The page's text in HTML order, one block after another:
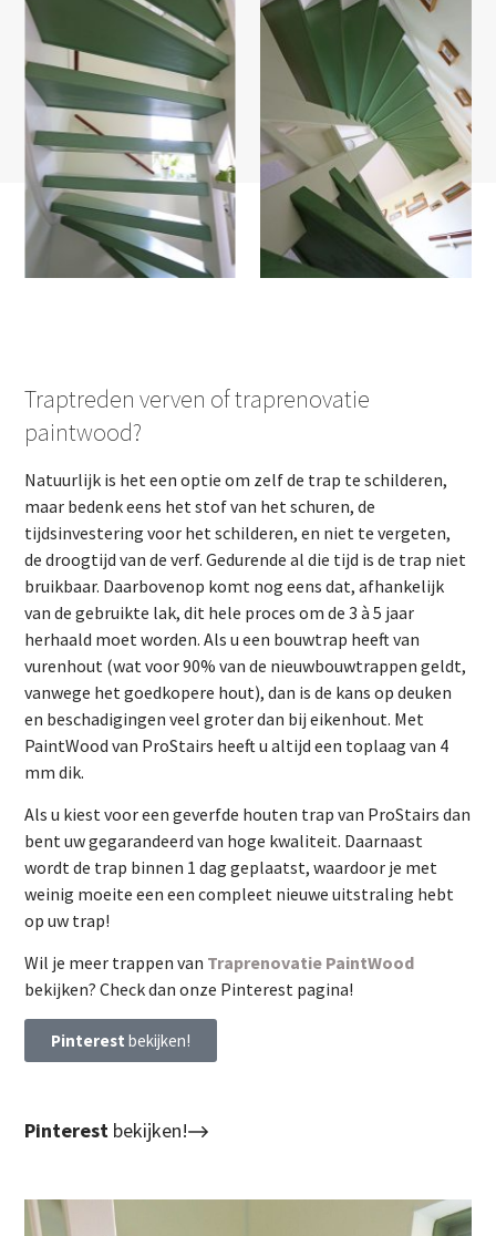
Traptreden verven of traprenovatie
paintwood?
Natuurlijk is het een optie om zelf de trap te schilderen,
maar bedenk eens het stof van het schuren, de
tijdsinvestering voor het schilderen, en niet te vergeten,
de droogtijd van de verf. Gedurende al die tijd is de trap niet
bruikbaar. Daarbovenop komt nog eens dat, afhankelijk
van de gebruikte lak, dit hele proces om de 3 à 5 jaar
herhaald moet worden. Als u een bouwtrap heeft van
vurenhout (wat voor 90% van de nieuwbouwtrappen geldt,
vanwege het goedkopere hout), dan is de kans op deuken
en beschadigingen veel groter dan bij eikenhout. Met
PaintWood van ProStairs heeft u altijd een toplaag van 4
mm dik.
Als u kiest voor een geverfde houten trap van ProStairs dan
bent uw gegarandeerd van hoge kwaliteit. Daarnaast
wordt de trap binnen 1 dag geplaatst, waardoor je met
weinig moeite een een compleet nieuwe uitstraling hebt
op uw trap!
Wil je meer trappen van Traprenovatie PaintWood
bekijken? Check dan onze Pinterest pagina!
Pinterest bekijken!
Pinterest bekijken!